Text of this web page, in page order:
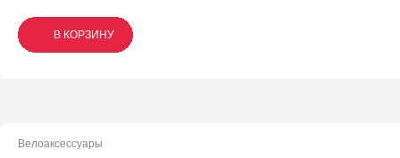
В КОРЗИНУ
В КОРЗИНУ
В КОРЗИНУ
Велоаксессуары